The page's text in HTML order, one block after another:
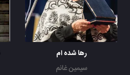
رها شده ام
سیمین غانم